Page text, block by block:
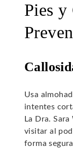
Pies y
Usa
intentes
La Dra.
visitar al
forma